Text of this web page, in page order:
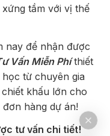
tầm với vị thế
nay để nhận được
Vấn Miễn Phíthiết
từ chuyên gia
khấu lớn cho
hàng dự án!
tư vấn chi tiết!